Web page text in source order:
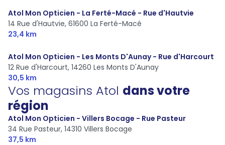
Atol Mon Opticien - La Ferté-Macé - Rue d'Hautvie
14 Rue d'Hautvie, 61600 La Ferté-Macé
23,4 km
Atol Mon Opticien - Les Monts D'Aunay - Rue d'Harcourt
12 Rue d'Harcourt, 14260 Les Monts D'Aunay
30,5 km
Vos magasins Atol dans votre
région
Atol Mon Opticien - Villers Bocage - Rue Pasteur
34 Rue Pasteur, 14310 Villers Bocage
37,5 km